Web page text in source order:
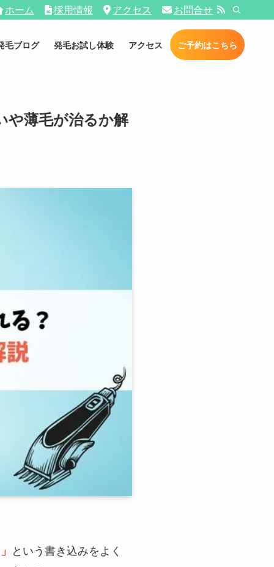
ホーム 採用情報 アクセス お問合せ
毛ブログ 発毛お試し体験 アクセス ご予約はこちら
や薄毛が治るか解
という書き込みをよく